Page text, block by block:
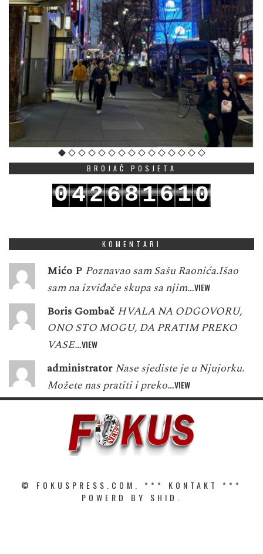
BROJAČ POSJETA
042681610
KOMENTARI
Mićo P Poznavao sam Sašu Raonića.Išao
sam na izviđače skupa sa njim…VIEW
Boris Gombač HVALA NA ODGOVORU,
ONO STO MOGU, DA PRATIM PREKO
VASE…VIEW
administrator Nase sjediste je u Njujorku.
Možete nas pratiti i preko…VIEW
© FOKUSPRESS.COM. *** KONTAKT
***
POWERD BY SHID.